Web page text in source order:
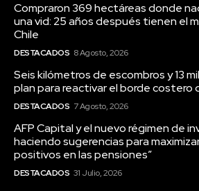
Compraron 369 hectáreas donde
una vid: 25 años después tienen el
Chile
DESTACADOS 8 Agosto, 2026
Seis kilómetros de escombros y 13
plan para reactivar el borde costero
DESTACADOS 7 Agosto, 2026
AFP Capital y el nuevo régimen de
haciendo sugerencias para
positivos en las pensiones”
DESTACADOS 31 Julio, 2026